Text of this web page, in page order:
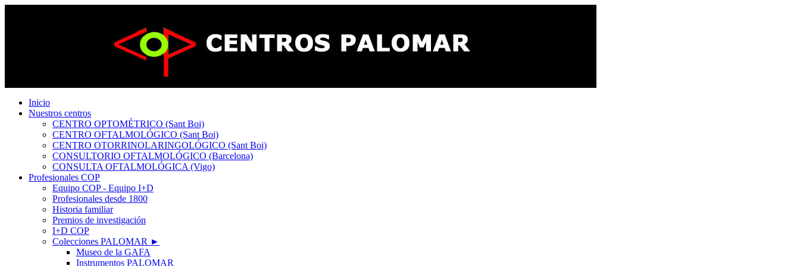
Inicio
Nuestros centros
CENTRO OPTOMÉTRICO (Sant Boi)
CENTRO OFTALMOLÓGICO (Sant Boi)
CENTRO OTORRINOLARINGOLÓGICO (Sant Boi)
CONSULTORIO OFTALMOLÓGICO (Barcelona)
CONSULTA OFTALMOLÓGICA (Vigo)
Profesionales COP
Equipo COP - Equipo I+D
Profesionales desde 1800
Historia familiar
Premios de investigación
I+D COP
Colecciones PALOMAR ►
Museo de la GAFA
Instrumentos PALOMAR